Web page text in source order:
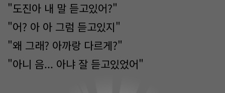
"도진아 내 말 듣고있어?"
"어? 아 아 그럼 듣고있지"
"왜 그래? 아까랑 다르게?"
"아니 음... 아냐 잘 듣고있었어"